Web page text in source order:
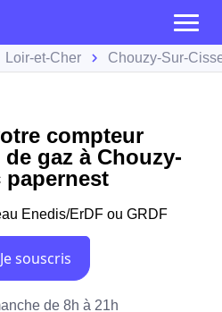
Loir-et-Cher Chouzy-Sur-